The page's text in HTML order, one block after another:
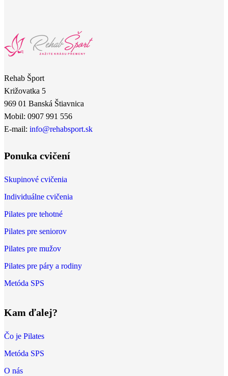
Rehab Šport
Križovatka 5
969 01 Banská Štiavnica
Mobil: 0907 991 556
E-mail: info@rehabsport.sk
Ponuka cvičení
Skupinové cvičenia
Individuálne cvičenia
Pilates pre tehotné
Pilates pre seniorov
Pilates pre mužov
Pilates pre páry a rodiny
Metóda SPS
Kam ďalej?
Čo je Pilates
Metóda SPS
O nás